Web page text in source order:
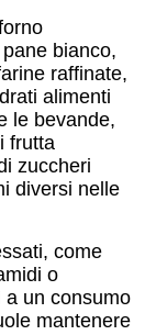
bianco,
raffinate,
alimenti
le bevande,
frutta
zuccheri
diversi nelle
come
o
un consumo
mantenere